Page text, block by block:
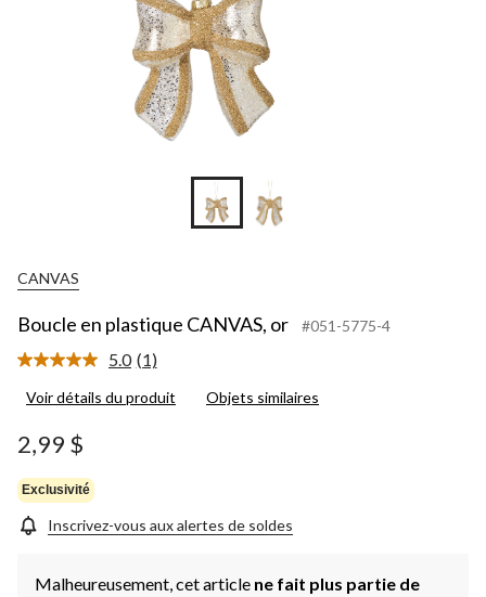
CANVAS
Boucle en plastique CANVAS, or #051-5775-4
5.0 Lire
commentaire.
(1)
Voir détails du produit Objets similaires
2,99 $
Exclusivité
Inscrivez-vous aux alertes de soldes
Malheureusement, cet article ne fait plus partie de